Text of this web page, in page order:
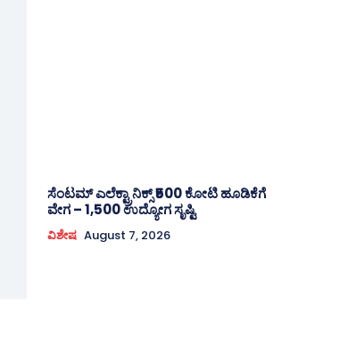
ಸೆಂಟಮ್ ಎಲೆಕ್ಟ್ರಾನಿಕ್ಸ್ ₹500 ಕೋಟಿ ಹೂಡಿಕೆಗೆ
ವೇಗ – 1,500 ಉದ್ಯೋಗ ಸೃಷ್ಟಿ
ವಿಶೇಷ August 7, 2026